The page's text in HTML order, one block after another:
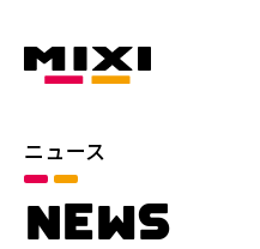
ニュース
NEWS
カテゴリ
お知らせ